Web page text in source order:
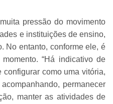
pressão do movimento
e instituições de ensino,
No entanto, conforme ele, é
“Há indicativo de
como uma vitória,
permanecer
manter as atividades de